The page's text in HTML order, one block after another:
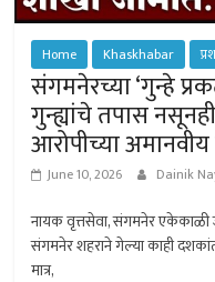
Home Khaskhabar
संगमनेरच्या ‘गुन्हे
गुन्ह्यांचे तपास
आरोपीच्या
June 10, 2026 Dainik
नायक वृत्तसेवा, संगमनेर एकेकाळी
संगमनेर शहराने गेल्या काही
मात्र,